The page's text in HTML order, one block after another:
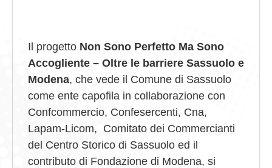
Il progetto Non Sono Perfetto Ma Sono
Accogliente – Oltre le barriere Sassuolo e
Modena, che vede il Comune di Sassuolo
come ente capofila in collaborazione con
Confcommercio, Confesercenti, Cna,
Lapam-Licom, Comitato dei Commercianti
del Centro Storico di Sassuolo ed il
contributo di Fondazione di Modena, si